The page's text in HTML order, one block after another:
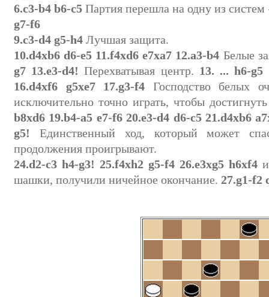
6.c3-b4 b6-c5 Партия перешла на одну из систем
g7-f6
9.c3-d4 g5-h4 Лучшая защита.
10.d4xb6 d6-e5 11.f4xd6 e7xa7 12.a3-b4 Белые
g7 13.e3-d4!Перехватывая центр. 13. ... h6-g5
16.d4xf6 g5xe7 17.g3-f4 Господство белых
исключительно точно играть, чтобы
b8xd6 19.b4-a5 e7-f6 20.e3-d4 d6-c5 21.d4xb6
g5! Единственный ход, который может
продолжения проигрывают.
24.d2-c3 h4-g3! 25.f4xh2 g5-f4 26.e3xg5 h6xf4
шашки, получили ничейное окончание. 27.g1-f2